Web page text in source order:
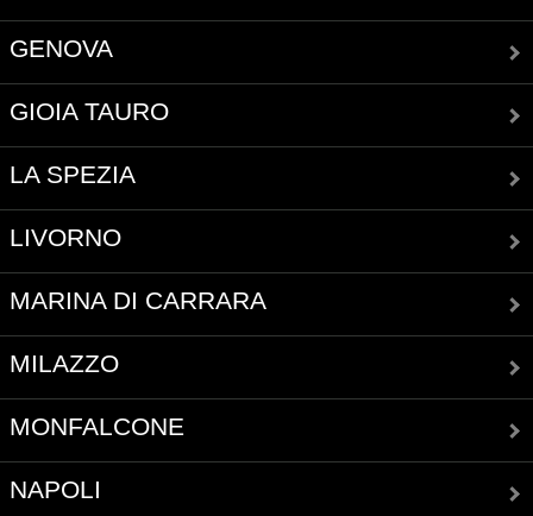
GENOVA
GIOIA TAURO
LA SPEZIA
LIVORNO
MARINA DI CARRARA
MILAZZO
MONFALCONE
NAPOLI